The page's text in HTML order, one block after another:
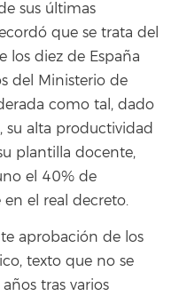
sus últimas
que se trata del
los diez de España
del Ministerio de
como tal, dado
su alta productividad
plantilla docente,
el 40% de
el real decreto.
aprobación de los
texto que no se
tras varios